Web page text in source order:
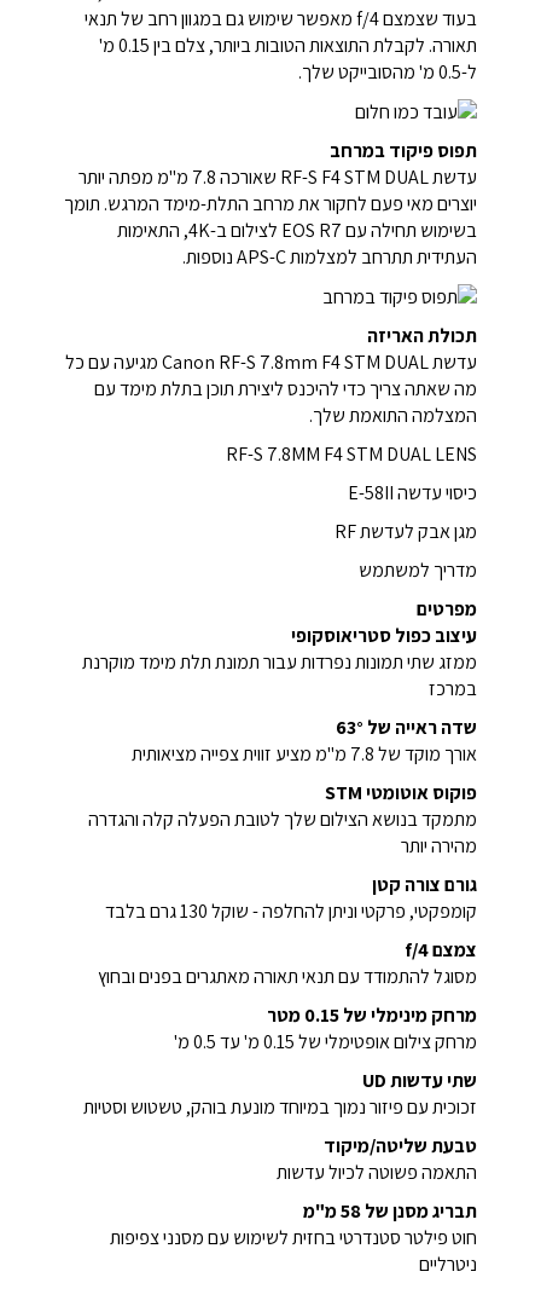
בעוד שצמצם f/4 מאפשר שימוש גם במגוון רחב של תנאי
תאורה. לקבלת התוצאות הטובות ביותר, צלם בין 0.15 מ'
ל-0.5 מ' מהסובייקט שלך.
תפוס פיקוד במרחב
עדשת RF-S F4 STM DUAL שאורכה 7.8 מ"מ מפתה יותר
יוצרים מאי פעם לחקור את מרחב התלת-מימד המרגש. תומך
בשימוש תחילה עם EOS R7 לצילום ב-4K, התאימות
העתידית תתרחב למצלמות APS-C נוספות.
תכולת האריזה
עדשת Canon RF-S 7.8mm F4 STM DUAL מגיעה עם כל
מה שאתה צריך כדי להיכנס ליצירת תוכן בתלת מימד עם
המצלמה התואמת שלך.
RF-S 7.8MM F4 STM DUAL LENS
כיסוי עדשה E-58II
מגן אבק לעדשת RF
מדריך למשתמש
מפרטים
עיצוב כפול סטריאוסקופי
ממזג שתי תמונות נפרדות עבור תמונת תלת מימד מוקרנת
במרכז
שדה ראייה של 63°
אורך מוקד של 7.8 מ"מ מציע זווית צפייה מציאותית
פוקוס אוטומטי STM
מתמקד בנושא הצילום שלך לטובת הפעלה קלה והגדרה
מהירה יותר
גורם צורה קטן
קומפקטי, פרקטי וניתן להחלפה - שוקל 130 גרם בלבד
צמצם f/4
מסוגל להתמודד עם תנאי תאורה מאתגרים בפנים ובחוץ
מרחק מינימלי של 0.15 מטר
מרחק צילום אופטימלי של 0.15 מ' עד 0.5 מ'
שתי עדשות UD
זכוכית עם פיזור נמוך במיוחד מונעת בוהק, טשטוש וסטיות
טבעת שליטה/מיקוד
התאמה פשוטה לכיול עדשות
תבריג מסנן של 58 מ"מ
חוט פילטר סטנדרטי בחזית לשימוש עם מסנני צפיפות
ניטרליים